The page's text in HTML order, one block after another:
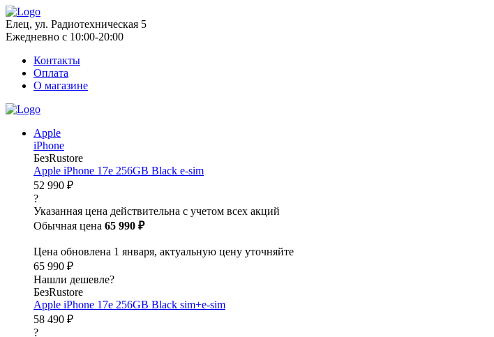
Елец, ул. Радиотехническая 5
Ежедневно с 10:00-20:00
Контакты
Оплата
О магазине
Apple
iPhone
БезRustore
Apple iPhone 17e 256GB Black e-sim
52 990 ₽
?
Указанная цена действительна с учетом всех акций
Обычная цена 65 990 ₽
Цена обновлена 1 января, актуальную цену уточняйте
65 990 ₽
Нашли дешевле?
БезRustore
Apple iPhone 17e 256GB Black sim+e-sim
58 490 ₽
?